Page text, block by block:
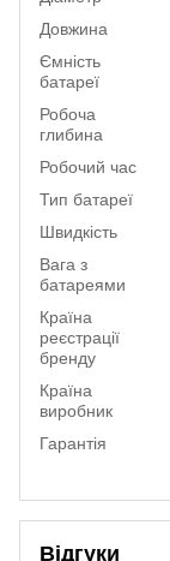
Довжина
Ємність
батареї
Робоча
глибина
Робочий час
Тип батареї
Швидкість
Вага з
батареями
Країна
реєстрації
бренду
Країна
виробник
Гарантія
Відгуки